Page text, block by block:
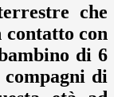
che
con
di 6
di